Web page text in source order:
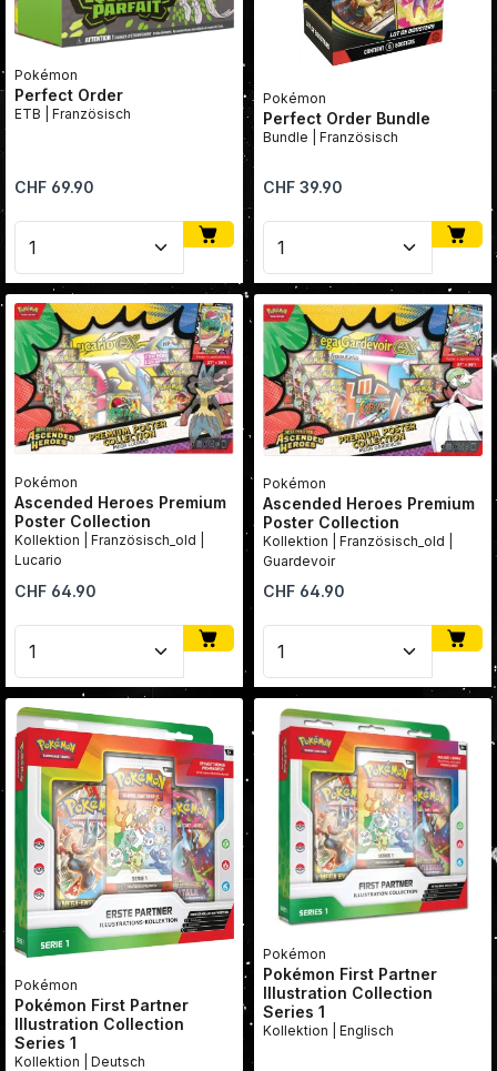
Pokémon
Perfect Order
ETB | Französisch
Regulärer Preis:
CHF 69.90
Produkt Anzahl: Gib den gewünschten Wert ein
Pokémon
Perfect Order Bundle
Bundle | Französisch
Regulärer Preis:
CHF 39.90
Produkt Anzahl: Gib
Pokémon
Ascended Heroes Premium
Poster Collection
Kollektion | Französisch_old |
Lucario
Regulärer Preis:
CHF 64.90
Produkt Anzahl: Gib den gewünschten Wert ein
Pokémon
Ascended Heroes Premium
Poster Collection
Kollektion | Französisch_old |
Guardevoir
Regulärer Preis:
CHF 64.90
Produkt Anzahl: Gib
Pokémon
Pokémon First Partner
Illustration Collection
Series 1
Kollektion | Deutsch
Pokémon
Pokémon First Partner
Illustration Collection
Series 1
Kollektion | Englisch